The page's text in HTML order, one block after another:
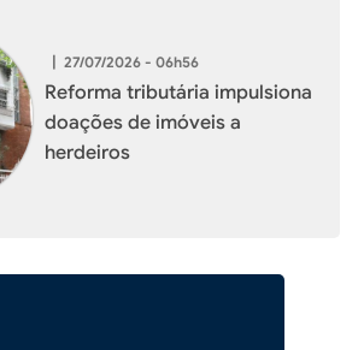
| 27/07/2026 - 06h56
Reforma tributária impulsiona
doações de imóveis a
herdeiros